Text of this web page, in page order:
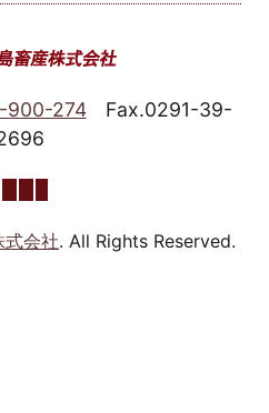
900-274
Fax.0291-39-
式会社. All Rights Reserved.